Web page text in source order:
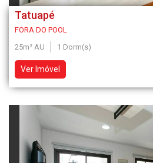
Tatuapé
FORA DO POOL
25m² AU
1 Dorm(s)
Ver Imóvel